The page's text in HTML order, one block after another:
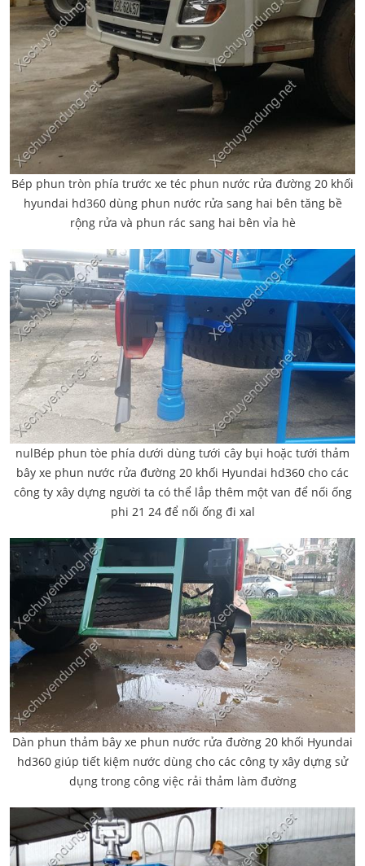
Bép phun tròn phía trước xe téc phun nước rửa đường 20 khối
hyundai hd360 dùng phun nước rửa sang hai bên tăng bề
rộng rửa và phun rác sang hai bên vỉa hè
nulBép phun tòe phía dưới dùng tưới cây bụi hoặc tưới thảm
bây xe phun nước rửa đường 20 khối Hyundai hd360 cho các
công ty xây dựng người ta có thể lắp thêm một van để nối ống
phi 21 24 để nối ống đi xal
Dàn phun thảm bây xe phun nước rửa đường 20 khối Hyundai
hd360 giúp tiết kiệm nước dùng cho các công ty xây dựng sử
dụng trong công việc rải thảm làm đường